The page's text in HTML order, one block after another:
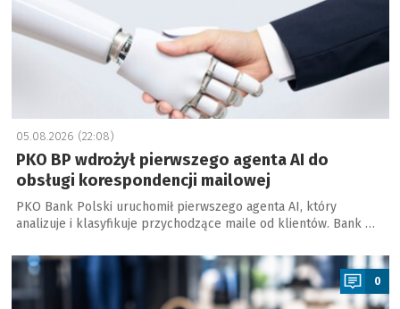
05.08.2026 (22:08)
PKO BP wdrożył pierwszego agenta AI do
obsługi korespondencji mailowej
PKO Bank Polski uruchomił pierwszego agenta AI, który
analizuje i klasyfikuje przychodzące maile od klientów. Bank …
a
0